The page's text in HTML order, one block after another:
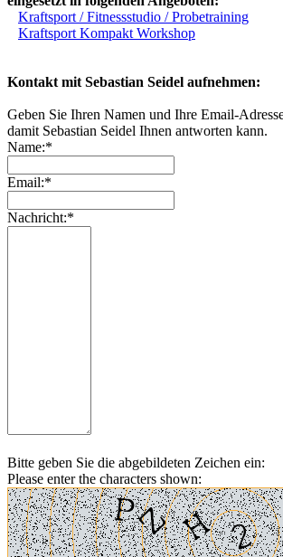
Kraftsport / Fitnessstudio / Probetraining
Kraftsport Kompakt Workshop
Kontakt mit Sebastian Seidel aufnehmen:
Geben Sie Ihren Namen und Ihre Email-
damit Sebastian Seidel Ihnen antworten kann.
Name:*
Email:*
Nachricht:*
Bitte geben Sie die abgebildeten Zeichen ein:
Please enter the characters shown: